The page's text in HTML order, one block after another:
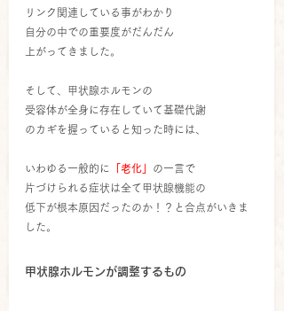
リンク関連している事がわかり
自分の中での重要度がだんだん
上がってきました。
そして、甲状腺ホルモンの
受容体が全身に存在していて基礎代謝
のカギを握っていると知った時には、
いわゆる一般的に 「老化」 の一言で
片づけられる症状は全て甲状腺機能の
低下が根本原因だったのか！？と合点がいきま
した。
甲状腺ホルモンが調整するもの